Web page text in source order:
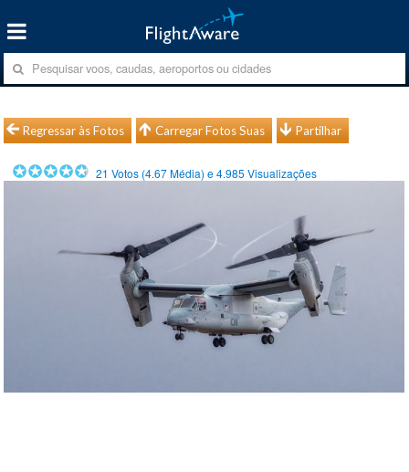
Regressar às Fotos Carregar Fotos Suas Partilhar
21 Votos (4.67Média) e4.985 Visualizações